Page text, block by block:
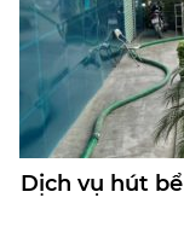
Dịch vụ hút